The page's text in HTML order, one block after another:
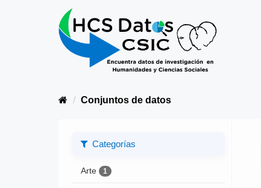
Conjuntos de datos
Categorías
Arte 1